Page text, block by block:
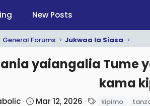
New Posts
General Forums Jukwaa la Siasa
yaiangalia Tume
kama
S
Mar 12, 2026 kipimo